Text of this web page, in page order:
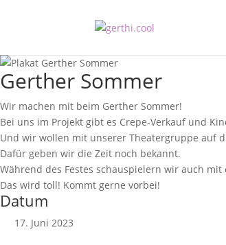
Gerther Sommer
Wir machen mit beim Gerther Sommer!
Bei uns im Projekt gibt es Crepe-Verkauf und
Und wir wollen mit unserer Theatergruppe auf
Dafür geben wir die Zeit noch bekannt.
Während des Festes schauspielern wir auch mit
Das wird toll! Kommt gerne vorbei!
Datum
17. Juni 2023